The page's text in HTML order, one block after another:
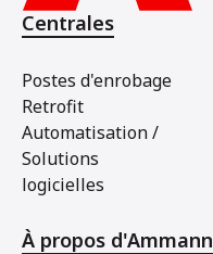
Centrales
Postes d'enrobage
Retrofit
Automatisation /
Solutions
logicielles
À propos d'Ammann